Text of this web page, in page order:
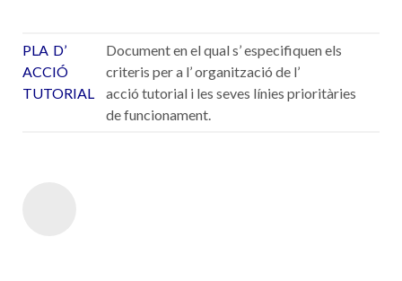
PLA D’
ACCIÓ
TUTORIAL
Document en el qual s’ especifiquen els
criteris per a l’ organització de l’
acció tutorial i les seves línies prioritàries
de funcionament.